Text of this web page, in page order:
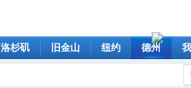
洛杉矶 旧金山 纽约 德州